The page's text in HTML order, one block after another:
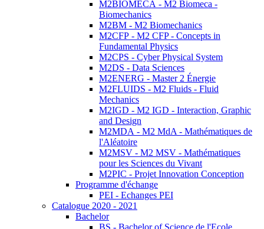
M2BIOMECA - M2 Biomeca -
Biomechanics
M2BM - M2 Biomechanics
M2CFP - M2 CFP - Concepts in
Fundamental Physics
M2CPS - Cyber Physical System
M2DS - Data Sciences
M2ENERG - Master 2 Énergie
M2FLUIDS - M2 Fluids - Fluid
Mechanics
M2IGD - M2 IGD - Interaction, Graphic
and Design
M2MDA - M2 MdA - Mathématiques de
l'Aléatoire
M2MSV - M2 MSV - Mathématiques
pour les Sciences du Vivant
M2PIC - Projet Innovation Conception
Programme d'échange
PEI - Echanges PEI
Catalogue 2020 - 2021
Bachelor
BS - Bachelor of Science de l'Ecole